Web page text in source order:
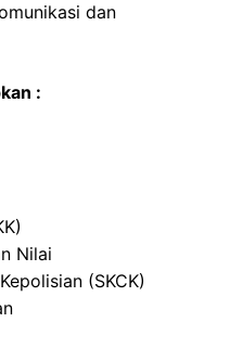
dan
:
Nilai
(SKCK)